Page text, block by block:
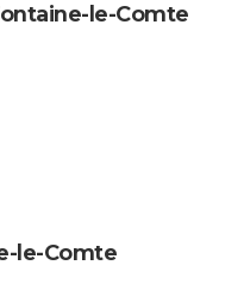
le-Comte
le-Comte